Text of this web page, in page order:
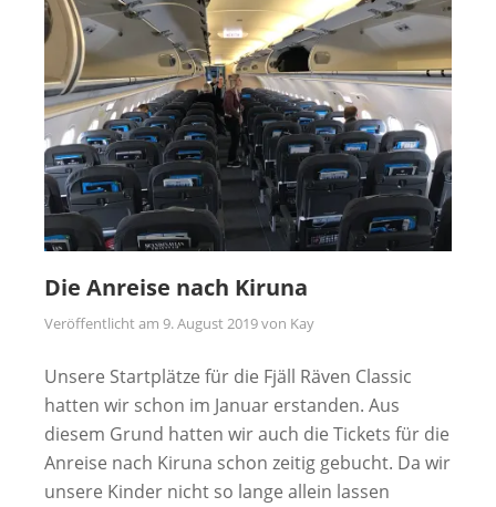
Die Anreise nach Kiruna
Veröffentlicht am 9. August 2019von Kay
Unsere Startplätze für die Fjäll Räven Classic
hatten wir schon im Januar erstanden. Aus
diesem Grund hatten wir auch die Tickets für die
Anreise nach Kiruna schon zeitig gebucht. Da wir
unsere Kinder nicht so lange allein lassen